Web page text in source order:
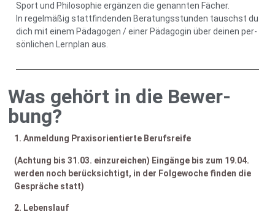
Sport und Phi­lo­so­phie ergän­zen die genann­ten Fächer.
In regel­mä­ßig statt­fin­den­den Bera­tungs­stun­den tauschst du
dich mit einem Päd­ago­gen / einer Päd­ago­gin über dei­nen per­
sön­li­chen Lern­plan aus.
Was gehört in die Bewer­
bung?
1. Anmel­dung Pra­xis­ori­en­tier­te Berufs­rei­fe
(Ach­tung bis 31.03. ein­zu­rei­chen) Ein­gän­ge bis zum 19.04.
wer­den noch berück­sich­tigt, in der Fol­ge­wo­che fin­den die
Gesprä­che statt)
2. Lebens­lauf